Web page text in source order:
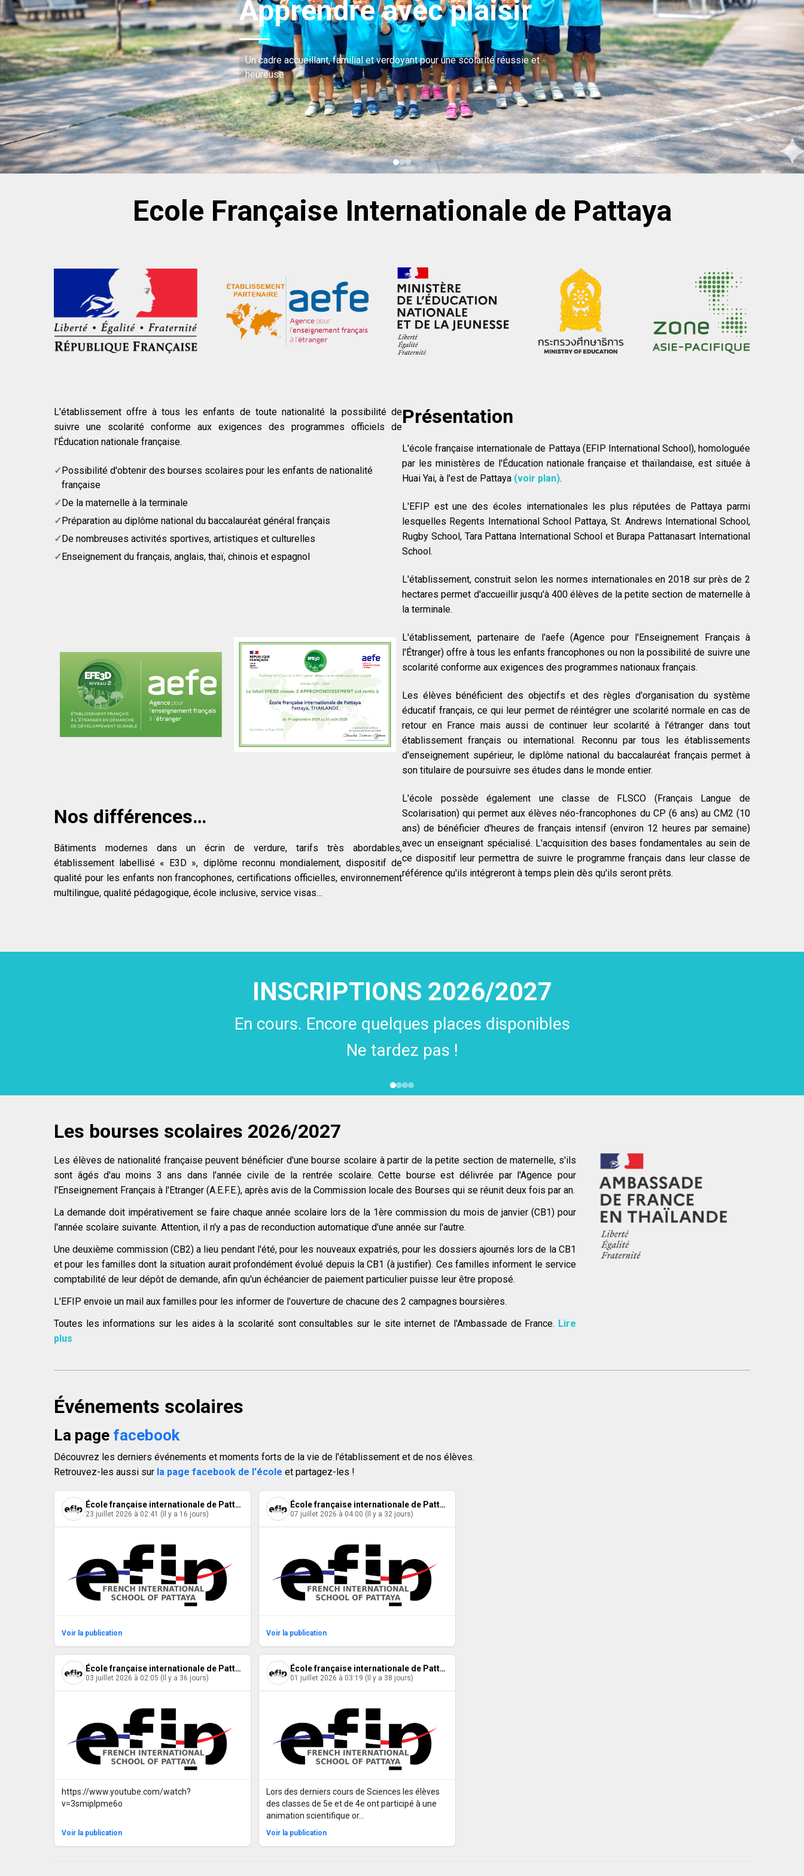
C'est l'ouverture sur les arts, l'histoire, les sciences et les langues
C'est un accès à la culture générale et aux valeurs de citoyenneté
universelle
Ecole Française Internationale de Pattaya
L'établissement offre à tous les enfants de toute nationalité la possibilité de
suivre une scolarité conforme aux exigences des programmes officiels de
l'Éducation nationale française.
Possibilité d'obtenir des bourses scolaires pour les enfants de nationalité
française
De la maternelle à la terminale
Préparation au diplôme national du baccalauréat général français
De nombreuses activités sportives, artistiques et culturelles
Enseignement du français, anglais, thaï, chinois et espagnol
Nos différences…
Bâtiments modernes dans un écrin de verdure, tarifs très abordables,
établissement labellisé « E3D », diplôme reconnu mondialement, dispositif de
qualité pour les enfants non francophones, certifications officielles, environnement
multilingue, qualité pédagogique, école inclusive, service visas…
Présentation
L'école française internationale de Pattaya (EFIP International School), homologuée
par les ministères de l'Éducation nationale française et thaïlandaise, est située à
Huai Yai, à l'est de Pattaya (voir plan).
L'EFIP est une des écoles internationales les plus réputées de Pattaya parmi
lesquelles Regents International School Pattaya, St. Andrews International School,
Rugby School, Tara Pattana International School et Burapa Pattanasart International
School.
L'établissement, construit selon les normes internationales en 2018 sur près de 2
hectares permet d'accueillir jusqu'à 400 élèves de la petite section de maternelle à
la terminale.
L'établissement, partenaire de l'aefe (Agence pour l'Enseignement Français à
l'Étranger) offre à tous les enfants francophones ou non la possibilité de suivre une
scolarité conforme aux exigences des programmes nationaux français.
Les élèves bénéficient des objectifs et des règles d'organisation du système
éducatif français, ce qui leur permet de réintégrer une scolarité normale en cas de
retour en France mais aussi de continuer leur scolarité à l'étranger dans tout
établissement français ou international. Reconnu par tous les établissements
d'enseignement supérieur, le diplôme national du baccalauréat français permet à
son titulaire de poursuivre ses études dans le monde entier.
L'école possède également une classe de FLSCO (Français Langue de
Scolarisation) qui permet aux élèves néo-francophones du CP (6 ans) au CM2 (10
ans) de bénéficier d'heures de français intensif (environ 12 heures par semaine)
avec un enseignant spécialisé. L'acquisition des bases fondamentales au sein de
ce dispositif leur permettra de suivre le programme français dans leur classe de
référence qu'ils intégreront à temps plein dès qu'ils seront prêts.
Votre enfant ne parle pas français ?
Notre organisation « Bridge Class »
est parfaitement adaptée à ses besoins
Les bourses scolaires 2026/2027
Les élèves de nationalité française peuvent bénéficier d'une bourse scolaire à partir de la petite section de maternelle, s'ils
sont âgés d'au moins 3 ans dans l'année civile de la rentrée scolaire. Cette bourse est délivrée par l'Agence pour
l'Enseignement Français à l'Etranger (A.E.F.E.), après avis de la Commission locale des Bourses qui se réunit deux fois par an.
La demande doit impérativement se faire chaque année scolaire lors de la 1ère commission du mois de janvier (CB1) pour
l'année scolaire suivante. Attention, il n'y a pas de reconduction automatique d'une année sur l'autre.
Une deuxième commission (CB2) a lieu pendant l'été, pour les nouveaux expatriés, pour les dossiers ajournés lors de la CB1
et pour les familles dont la situation aurait profondément évolué depuis la CB1 (à justifier). Ces familles informent le service
comptabilité de leur dépôt de demande, afin qu'un échéancier de paiement particulier puisse leur être proposé.
L'EFIP envoie un mail aux familles pour les informer de l'ouverture de chacune des 2 campagnes boursières.
Toutes les informations sur les aides à la scolarité sont consultables sur le site internet de l'Ambassade de France. Lire
plus
Événements scolaires
La page facebook
Découvrez les derniers événements et moments forts de la vie de l'établissement et de nos élèves.
Retrouvez-les aussi sur la page facebook de l'école et partagez-les !
École française internationale de Pattaya
23 juillet 2026 à 02:41 (Il y a 16 jours)
Voir la publication
École française internationale de Pattaya
07 juillet 2026 à 04:00 (Il y a 32 jours)
Voir la publication
École française internationale de Pattaya
03 juillet 2026 à 02:05 (Il y a 36 jours)
https://www.youtube.com/watch?
v=3smipIpme6o
Voir la publication
École française internationale de Pattaya
01 juillet 2026 à 03:19 (Il y a 38 jours)
Lors des derniers cours de Sciences les élèves
des classes de 5e et de 4e ont participé à une
animation scientifique or…
Voir la publication